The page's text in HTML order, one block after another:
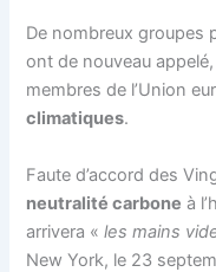
De nombreux groupes
ont de nouveau
membres de l’Union
climatiques.
Faute d’accord des
neutralité carbone à
arrivera «les mains
New York, le 23